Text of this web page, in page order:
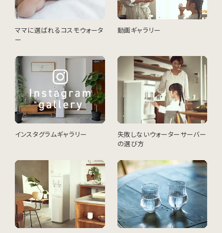
ママに選ばれるコスモウォータ
ー
動画ギャラリー
インスタグラムギャラリー
失敗しないウォーターサーバー
の選び方